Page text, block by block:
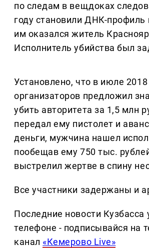
по следам в вещдоках
году становили ДНК-профиль
им оказался житель
Исполнитель убийства был
Установлено, что в июле
организаторов предложил
убить авторитета за 1,5 млн
передал ему пистолет и
деньги, мужчина нашел
пообещав ему 750 тыс.
выстрелил жертве в спину
Все участники задержаны и
Последние новости Кузбасса
телефоне - подписывайся на
канал «Кемерово Live»